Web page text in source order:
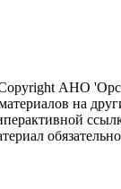
АНО
на